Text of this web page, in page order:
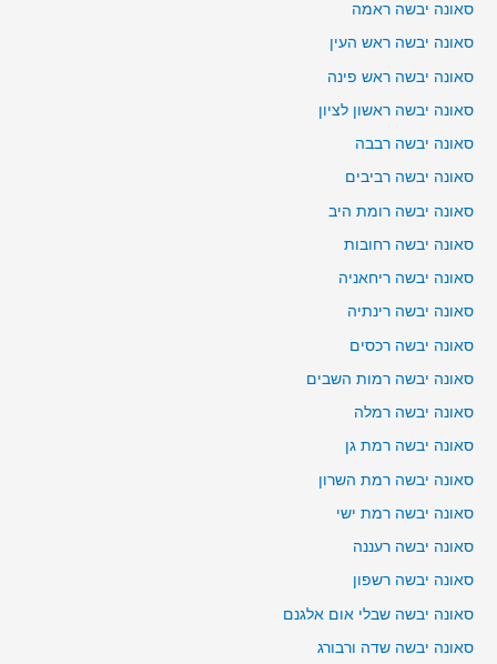
סאונה יבשה ראמה
סאונה יבשה ראש העין
סאונה יבשה ראש פינה
סאונה יבשה ראשון לציון
סאונה יבשה רבבה
סאונה יבשה רביבים
סאונה יבשה רומת היב
סאונה יבשה רחובות
סאונה יבשה ריחאניה
סאונה יבשה רינתיה
סאונה יבשה רכסים
סאונה יבשה רמות השבים
סאונה יבשה רמלה
סאונה יבשה רמת גן
סאונה יבשה רמת השרון
סאונה יבשה רמת ישי
סאונה יבשה רעננה
סאונה יבשה רשפון
סאונה יבשה שבלי אום אלגנם
סאונה יבשה שדה ורבורג